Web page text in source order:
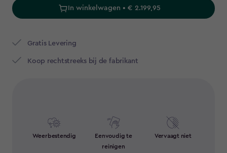
In winkelwagen • € 2.199,95
Gratis Levering​
Koop rechtstreeks bij de fabrikant
Weerbestendig
Eenvoudig te
reinigen
Vervaagt niet